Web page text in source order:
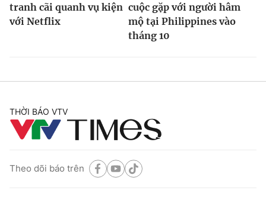
tranh cãi quanh vụ kiện
với Netflix
cuộc gặp với người hâm
mộ tại Philippines vào
tháng 10
THỜI BÁO VTV
Theo dõi báo trên